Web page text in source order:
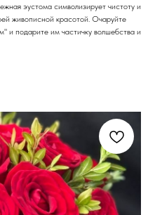
эустома символизирует чистоту и
живописной красотой. Очаруйте
и подарите им частичку волшебства и